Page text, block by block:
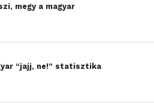
megy a magyar
“jajj, ne!” statisztika